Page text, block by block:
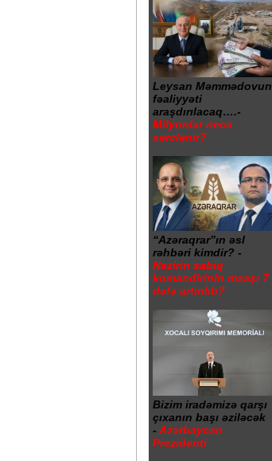
Leysan Məmmədovun
fəaliyyəti
araşdırılacaq….-
Milyonlar necə
xərclənir?
“Azəraqrar”ın əsl
rəhbəri kimdir? -
Nazirin sabiq
komandirinin maaşı 7
dəfə artırılıb?
Bizim iradəmizə qarşı
çıxanın başı əziləcək
- Azərbaycan
Prezidenti